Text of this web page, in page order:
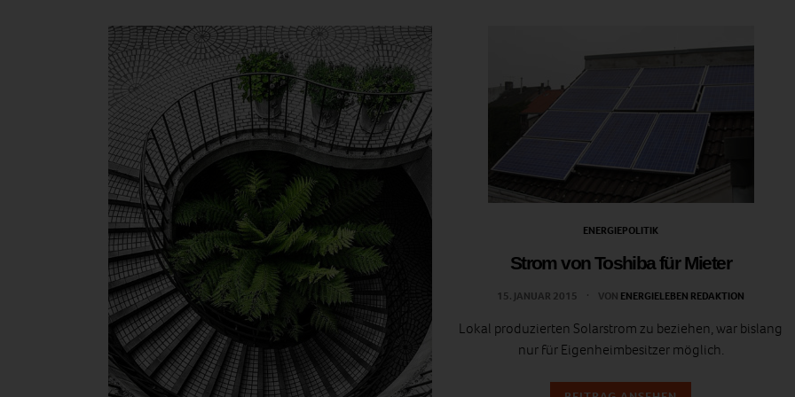
ENERGIEPOLITIK
Strom von Toshiba für Mieter
15. JANUAR 2015 VON ENERGIELEBEN REDAKTION
Lokal produzierten Solarstrom zu beziehen, war bislang
nur für Eigenheimbesitzer möglich.